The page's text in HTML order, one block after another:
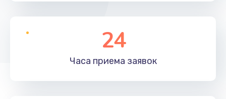
24
Часа приема заявок